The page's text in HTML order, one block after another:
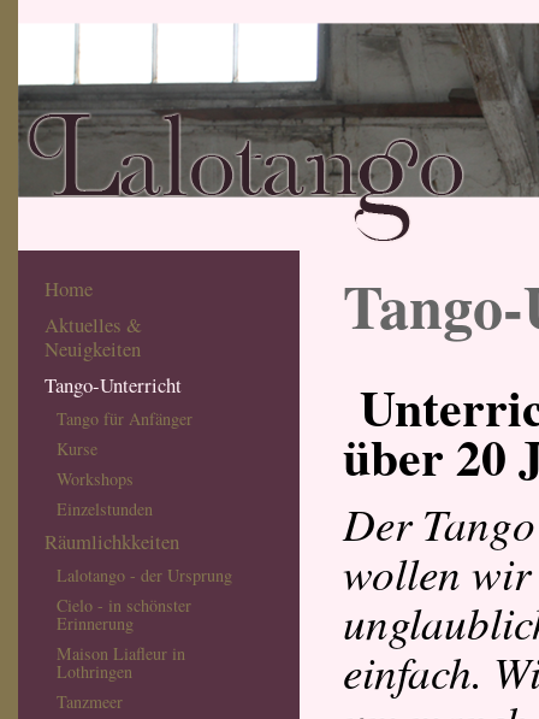
Home
Aktuelles &
Neuigkeiten
Tango-Unterricht
Tango für Anfänger
Kurse
Workshops
Einzelstunden
Räumlichkkeiten
Lalotango - der Ursprung
Cielo - in schönster
Erinnerung
Maison Liafleur in
Lothringen
Tanzmeer
über 20
Der
wollen
einfach.